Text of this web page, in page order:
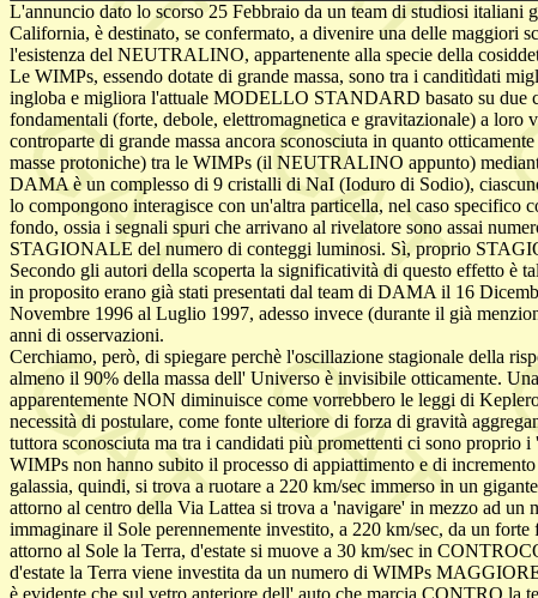
L'annuncio dato lo scorso 25 Febbraio da un team di studiosi
California, è destinato, se confermato, a divenire una delle maggiori
l'esistenza del NEUTRALINO, appartenente alla specie della
Le WIMPs, essendo dotate di grande massa, sono tra i canditìdati
ingloba e migliora l'attuale MODELLO STANDARD basato su due
fondamentali (forte, debole, elettromagnetica e gravitazionale) a
controparte di grande massa ancora sconosciuta in quanto
masse protoniche) tra le WIMPs (il NEUTRALINO appunto)
DAMA è un complesso di 9 cristalli di NaI (Ioduro di Sodio),
lo compongono interagisce con un'altra particella, nel caso
fondo, ossia i segnali spuri che arrivano al rivelatore sono assai
STAGIONALE del numero di conteggi luminosi. Sì, proprio
Secondo gli autori della scoperta la significatività di questo effetto è
in proposito erano già stati presentati dal team di DAMA il 16
Novembre 1996 al Luglio 1997, adesso invece (durante il già
anni di osservazioni.
Cerchiamo, però, di spiegare perchè l'oscillazione stagionale della
almeno il 90% della massa dell' Universo è invisibile otticamente.
apparentemente NON diminuisce come vorrebbero le leggi di
necessità di postulare, come fonte ulteriore di forza di gravità
tuttora sconosciuta ma tra i candidati più promettenti ci sono proprio
WIMPs non hanno subito il processo di appiattimento e di
galassia, quindi, si trova a ruotare a 220 km/sec immerso in un
attorno al centro della Via Lattea si trova a 'navigare' in mezzo ad
immaginare il Sole perennemente investito, a 220 km/sec, da un
attorno al Sole la Terra, d'estate si muove a 30 km/sec in
d'estate la Terra viene investita da un numero di WIMPs
è evidente che sul vetro anteriore dell' auto che marcia CONTRO la